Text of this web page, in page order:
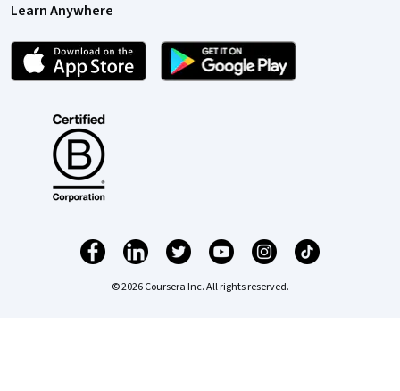
Learn Anywhere
© 2026 Coursera Inc. All rights reserved.